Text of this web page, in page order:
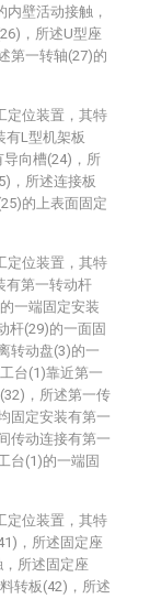
壁活动接触，
，所述U型座
第一转轴(27)的
定位装置，其特
有L型机架板
导向槽(24)，所
，所述连接板
的上表面固定
定位装置，其特
有第一转动杆
一端固定安装
杆(29)的一面固
转动盘(3)的一
台(1)靠近第一
，所述第一传
固定安装有第一
传动连接有第一
台(1)的一端固
定位装置，其特
，所述固定座
所述固定座
转板(42)，所述